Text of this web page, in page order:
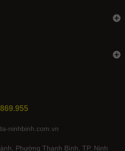
ninhbinh.com.vn
Phường Thanh Bình, TP. Ninh